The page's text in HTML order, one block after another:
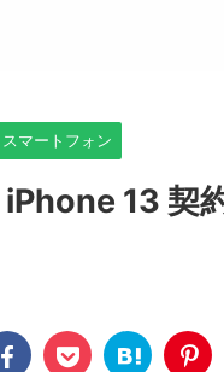
スマートフォン
iPhone 13 契